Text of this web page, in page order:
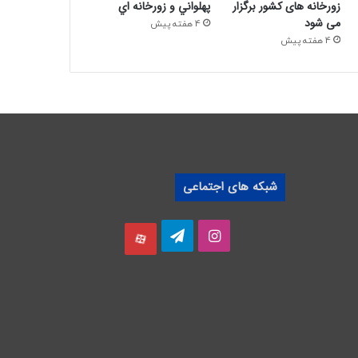
زورخانه های کشور برگزار
می شود
4 هفته پیش
پهلواني و زورخانه اي
4 هفته پیش
شبکه های اجتماعی
اینستاگرام
تلگرام